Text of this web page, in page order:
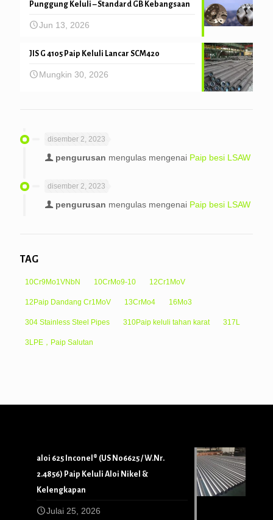
Punggung Keluli – Standard GB Kebangsaan
Jun 13, 2026
JIS G 4105 Paip Keluli Lancar SCM420
Mungkin 30, 2026
disember 2, 2023
pengurusan mengulas mengenai Paip besi LSAW
disember 2, 2023
pengurusan mengulas mengenai Paip besi LSAW
TAG
10Cr9Mo1VNbN 10CrMo9-10 12Cr1MoV
12Paip Dandang Cr1MoV 13CrMo4 16Mo3
304 Stainless Steel Pipes 310Paip keluli tahan karat 317L
3LPE，Paip Salutan
aloi 625 Inconel® (US N06625 / W.Nr.
2.4856) Paip Keluli Aloi Nikel &
Kelengkapan
Julai 25, 2026